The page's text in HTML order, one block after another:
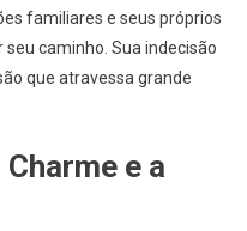
familiares e seus próprios
caminho. Sua indecisão
que atravessa grande
e a